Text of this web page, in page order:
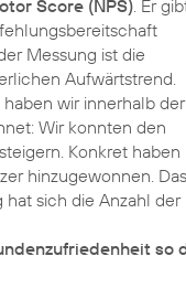
Score (NPS). Er
Messung ist die
Aufwärtstrend.
wir innerhalb der
Wir konnten den
Konkret haben
hinzugewonnen.
sich die Anzahl
so